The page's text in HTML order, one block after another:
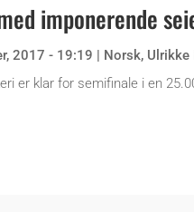
imponerende
2017 - 19:19 Norsk, Ulrikke
er klar for semifinale i en